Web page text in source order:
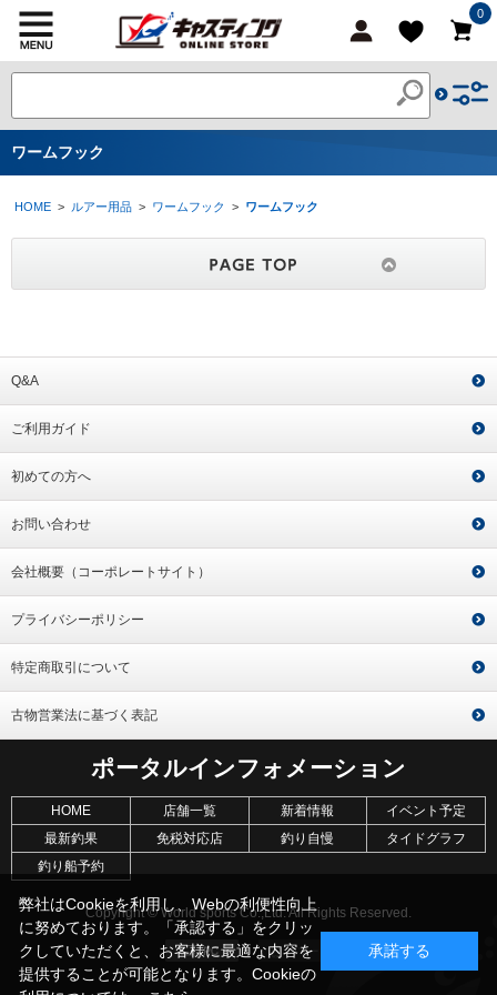
0
ワームフック
HOME > ルアー用品 > ワームフック > ワームフック
Q&A
ご利用ガイド
初めての方へ
お問い合わせ
会社概要（コーポレートサイト）
プライバシーポリシー
特定商取引について
古物営業法に基づく表記
ポータルインフォメーション
HOME 店舗一覧 新着情報
イベント予定
最新釣果
免税対応店 釣り自慢
タイドグラフ
釣り船予約
Copyright © World sports Co.,Ltd. All Rights Reserved.
弊社はCookieを利用し、Webの利便性向上
に努めております。「承認する」をクリッ
クしていただくと、お客様に最適な内容を
提供することが可能となります。Cookieの
承諾する